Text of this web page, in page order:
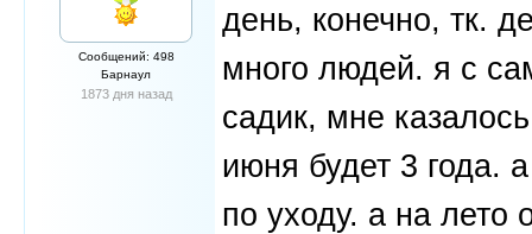
Сообщений: 498
Барнаул
1873 дня назад
день, конечно, тк.
много людей. я с
садик, мне
июня будет 3 года.
по уходу. а на лето